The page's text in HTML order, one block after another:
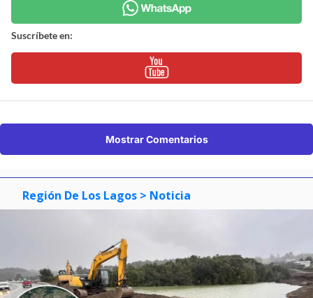
Suscríbete en:
Mostrar Comentarios
Región De Los Lagos > Noticia